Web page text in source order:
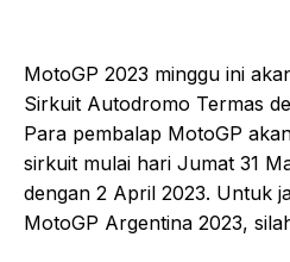
MotoGP 2023 minggu ini
Sirkuit Autodromo Termas
Para pembalap MotoGP
sirkuit mulai hari Jumat 31
dengan 2 April 2023. Untuk
MotoGP Argentina 2023,